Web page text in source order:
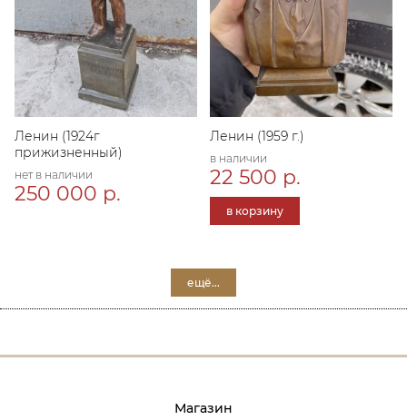
Ленин (1924г
прижизненный)
нет в наличии
250 000 р.
Ленин (1959 г.)
в наличии
22 500 р.
в корзину
ещё...
Магазин